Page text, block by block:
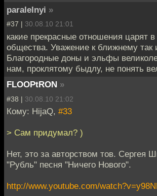
paralelnyi »
#37 | 30.08.10 21:01
какие прекрасные отношения царят
общества. Уважение к ближнему так
Благородные доны и эльфы
нам, проклятому быдлу, не понять
FLOOPtRON »
#38 | 30.08.10 21:02
Кому: HijaQ, #33
> Сам придумал? )
Нет, это за авторством тов. Сергея
"Рубль" песня "Ничего Нового".
http://www.youtube.com/